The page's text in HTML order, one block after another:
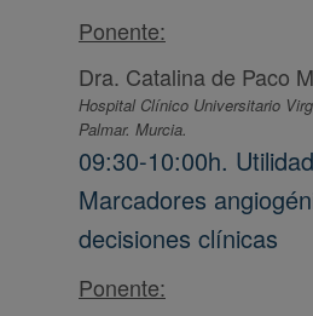
Ponente:
Dra. Catalina de Paco
Hospital Clínico Universitario
Palmar. Murcia.
09:30-10:00h.
Marcadores
decisiones clínicas
Ponente: